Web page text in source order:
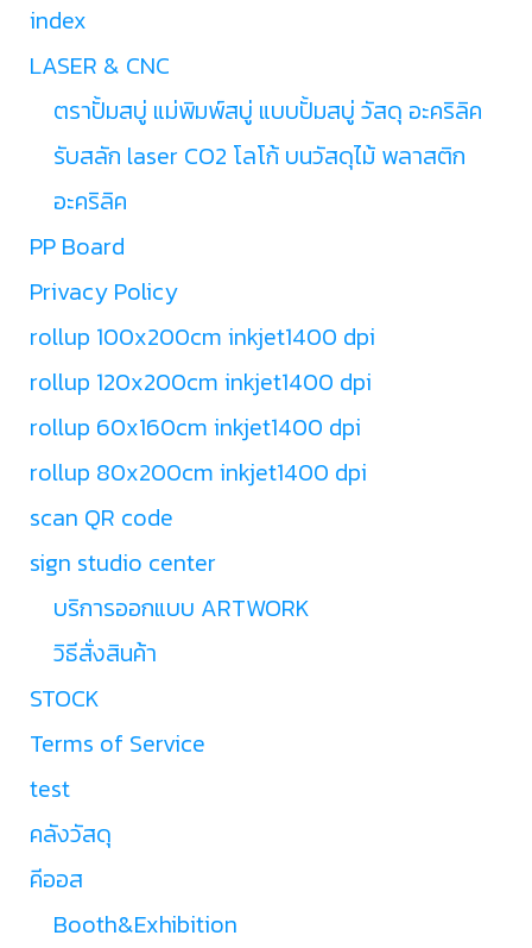
index
LASER & CNC
ตราปั้มสบู่ แม่พิมพ์สบู่ แบบปั้มสบู่ วัสดุ อะคริลิค
รับสลัก laser CO2 โลโก้ บนวัสดุไม้ พลาสติก
อะคริลิค
PP Board
Privacy Policy
rollup 100x200cm inkjet1400 dpi
rollup 120x200cm inkjet1400 dpi
rollup 60x160cm inkjet1400 dpi
rollup 80x200cm inkjet1400 dpi
scan QR code
sign studio center
บริการออกแบบ ARTWORK
วิธีสั่งสินค้า
STOCK
Terms of Service
test
คลังวัสดุ
คีออส
Booth&Exhibition